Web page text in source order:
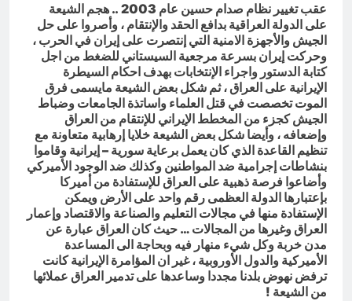
عقب تغيير نظام صدام حسين عام 2003 .. هجم الشيعة
على الدولة العراقية بدافع الحقد والإنتقام ، وأصروا على حل
الجيش والأجهزة الامنية التي إنتصرت على إيران في الحرب ،
وحركت إيران بسرعة مرجعية السيستاني للضغط من اجل
كتابة الدستور واجراء الإنتخابات بهدف احكام السيطرة
الإيرانية على العراق ، ثم شكل بعض الشيعة مايسمى فرق
الموت تخصصت في قتل العلماء واساتذة الجامعات وضباط
الجيش كجزء من المخطط الإيراني للإنتقام من العراق
وإضعافه ، وأيضا شكل بعض الشيعة خلايا إرهابية متعاونة مع
تنظيم القاعدة الذي كان يعمل برعاية سورية – إيرانية وقاموا
بنشاطات إجرامية ضد المواطنين وكذلك ضد الوجود الأميركي
وأضاعوا فرصة ذهبية على العراق للإستفادة من أميركا
بإعتبارها الدولة العظمى رقم واحد على الأرض ويمكن
الإستفادة منها في مجالات التعليم والصناعة والاقتصاد وإعمار
العراق وغيرها من المجالات … حيث كان العراق عبارة عن
مدن خربة وكل شيء منهار فيه وبحاجة الى المساعدة
الأميركية والدول الأوروبية ، غير ان المؤامرة الإيرانية كانت
ترفض نهوض بلدنا مجددا وساعدها على تدمير العراق عملائها
من الشيعة !